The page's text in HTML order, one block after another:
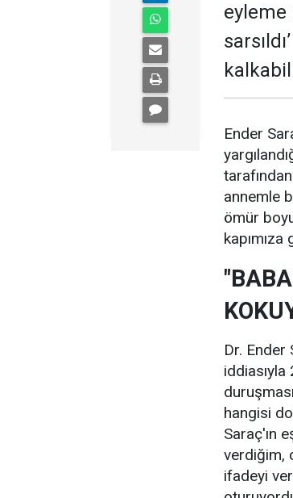
eyleme
Ender
annemle
ömür
Dr. Ender
iddiasıyla
hangisi
Saraç'ın
verdiğim,
ifadeyi